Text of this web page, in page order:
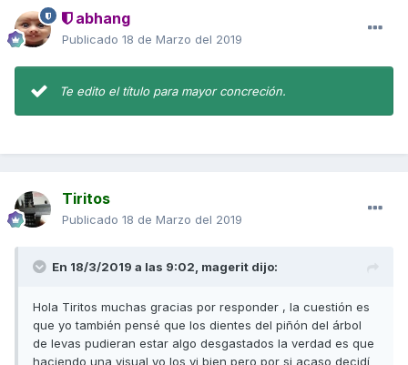
abhang
Publicado 18 de Marzo del 2019
Te edito el título para mayor concreción.
Tiritos
Publicado 18 de Marzo del 2019
En 18/3/2019 a las 9:02, magerit dijo:
Hola Tiritos muchas gracias por responder , la cuestión es
que yo también pensé que los dientes del piñón del árbol
de levas pudieran estar algo desgastados la verdad es que
haciendo una visual yo los vi bien pero por si acaso decidí